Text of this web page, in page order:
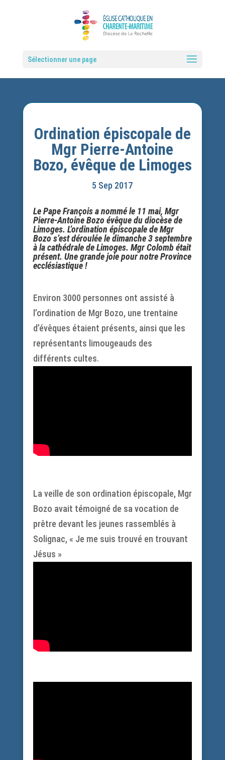
Sélectionner une page
Ordination épiscopale de
Mgr Pierre-Antoine
Bozo, évêque de Limoges
5 Sep 2017
Le Pape François a nommé le 11 mai, Mgr
Pierre-Antoine Bozo évêque du diocèse de
Limoges. L’ordination épiscopale de Mgr
Bozo s’est déroulée le dimanche 3 septembre
à la cathédrale de Limoges. Mgr Colomb était
présent. Une grande joie pour notre Province
ecclésiastique !
Environ 3000 personnes ont assisté à
l’ordination de Mgr Bozo, une trentaine
d’évêques étaient présents, ainsi que les
représentants limougeauds des
différents cultes.
La veille de son ordination épiscopale, Mgr
Bozo avait témoigné de sa vocation de
prêtre devant les jeunes rassemblés à
Solignac, « Je me suis trouvé en trouvant
Jésus »